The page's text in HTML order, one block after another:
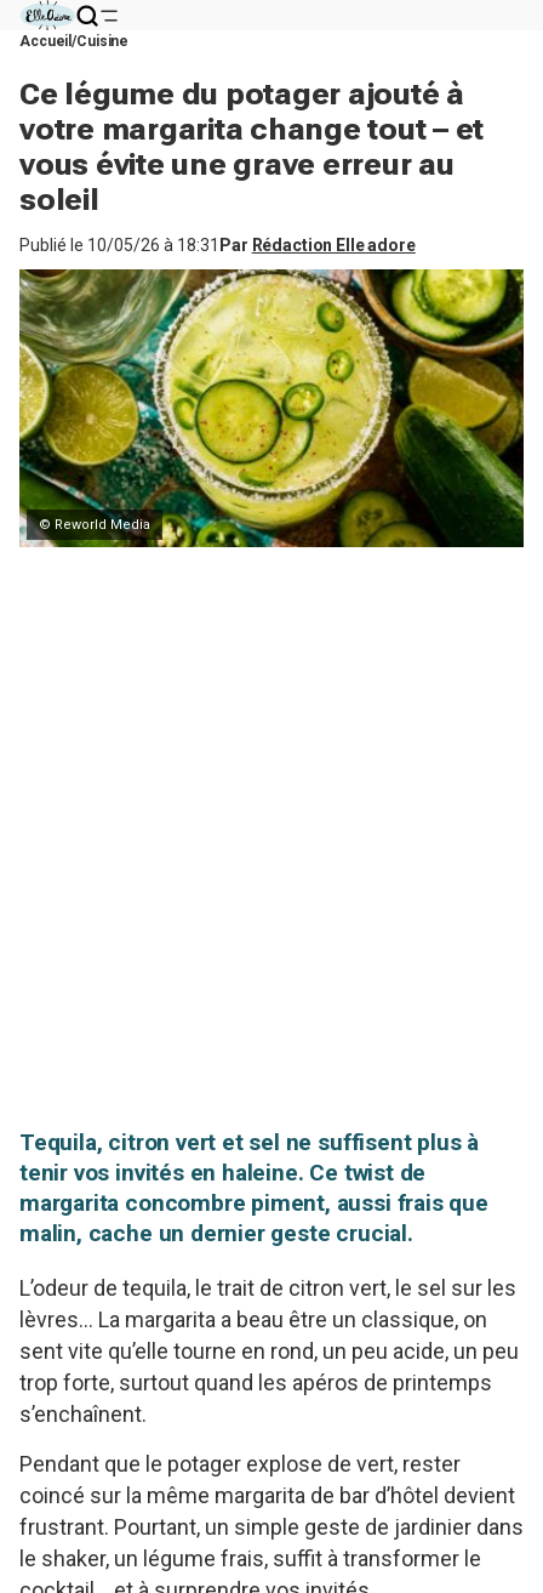
Accueil Cuisine
Ce légume du potager ajouté à
votre margarita change tout – et
vous évite une grave erreur au
soleil
Publié le 10/05/26 à 18:31 Par Rédaction Elle adore
© Reworld Media
Tequila, citron vert et sel ne suffisent plus à
tenir vos invités en haleine. Ce twist de
margarita concombre piment, aussi frais que
malin, cache un dernier geste crucial.
L’odeur de tequila, le trait de citron vert, le sel sur les
lèvres… La margarita a beau être un classique, on
sent vite qu’elle tourne en rond, un peu acide, un peu
trop forte, surtout quand les apéros de printemps
s’enchaînent.
Pendant que le potager explose de vert, rester
coincé sur la même margarita de bar d’hôtel devient
frustrant. Pourtant, un simple geste de jardinier dans
le shaker, un légume frais, suffit à transformer le